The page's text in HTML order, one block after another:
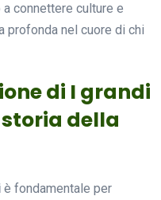
connettere culture e
profonda nel cuore di chi
di I grandi
della
è fondamentale per